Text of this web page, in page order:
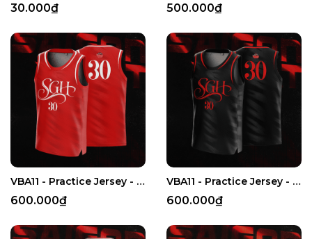
30.000₫ 500.000₫
VBA11 - Practice Jersey - Red
600.000₫
VBA11 - Practice Jersey - Black
600.000₫